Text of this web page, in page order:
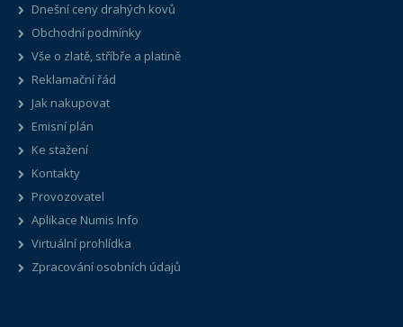
Dnešní ceny drahých kovů
Obchodní podmínky
Vše o zlatě, stříbře a platině
Reklamační řád
Jak nakupovat
Emisní plán
Ke stažení
Kontakty
Provozovatel
Aplikace Numis Info
Virtuální prohlídka
Zpracování osobních údajů